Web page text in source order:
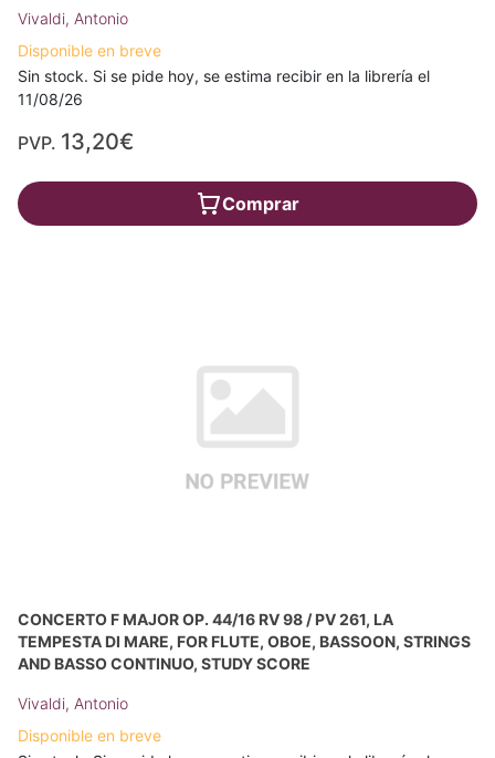
Vivaldi, Antonio
Disponible en breve
Sin stock. Si se pide hoy, se estima recibir en la librería el
11/08/26
PVP. 13,20€
Comprar
CONCERTO F MAJOR OP. 44/16 RV 98 / PV 261, LA
TEMPESTA DI MARE, FOR FLUTE, OBOE, BASSOON, STRINGS
AND BASSO CONTINUO, STUDY SCORE
Vivaldi, Antonio
Disponible en breve